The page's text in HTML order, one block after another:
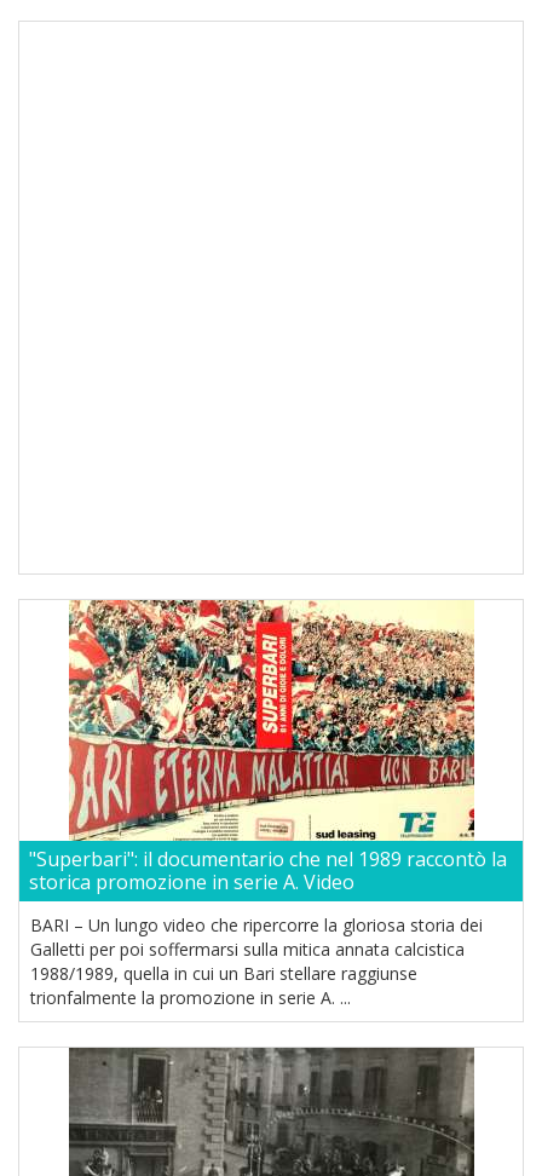
"Superbari": il documentario che nel 1989 raccontò la
storica promozione in serie A. Video
BARI – Un lungo video che ripercorre la gloriosa storia dei
Galletti per poi soffermarsi sulla mitica annata calcistica
1988/1989, quella in cui un Bari stellare raggiunse
trionfalmente la promozione in serie A. ...